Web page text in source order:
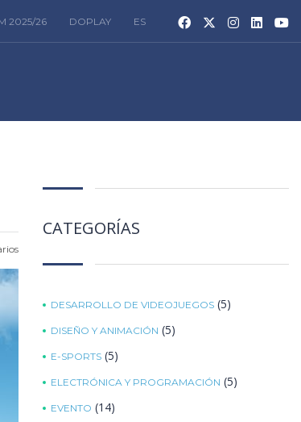
2025/26 DOPLAY ES
CATEGORÍAS
DESARROLLO DE VIDEOJUEGOS (5)
DISEÑO Y ANIMACIÓN (5)
E-SPORTS (5)
ELECTRÓNICA Y PROGRAMACIÓN (5)
EVENTO (14)